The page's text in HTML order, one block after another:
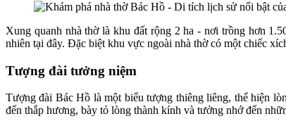
Xung quanh nhà thờ là khu đất rộng 2 ha - nơi trồng hơn
nhiên tại đây. Đặc biệt khu vực ngoài nhà thờ có một chiếc
Tượng đài tưởng niệm
Tượng đài Bác Hồ là một biểu tượng thiêng liêng, thể hiện
đến thắp hương, bày tỏ lòng thành kính và tưởng nhớ đến